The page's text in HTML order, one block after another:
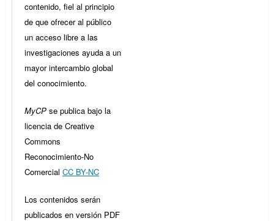
contenido, fiel al principio
de que ofrecer al público
un acceso libre a las
investigaciones ayuda a un
mayor intercambio global
del conocimiento.
MyCP se publica bajo la
licencia de Creative
Commons
Reconocimiento-No
Comercial CC BY-NC
Los contenidos serán
publicados en versión PDF